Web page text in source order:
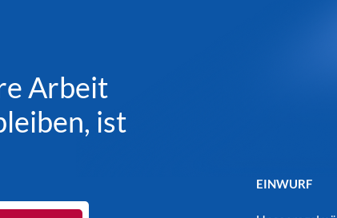
Arbeit
ist
EINWURF